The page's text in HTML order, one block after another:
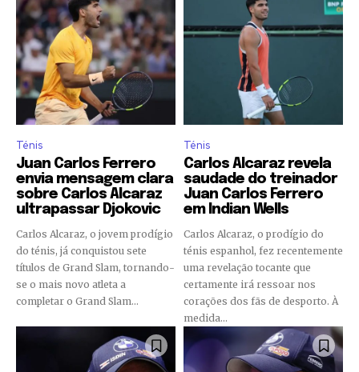
Ténis
Juan Carlos Ferrero
envia mensagem clara
sobre Carlos Alcaraz
ultrapassar Djokovic
Carlos Alcaraz, o jovem prodígio
do ténis, já conquistou sete
títulos de Grand Slam, tornando-
se o mais novo atleta a
completar o Grand Slam...
Ténis
Carlos Alcaraz revela
saudade do treinador
Juan Carlos Ferrero
em Indian Wells
Carlos Alcaraz, o prodígio do
ténis espanhol, fez recentemente
uma revelação tocante que
certamente irá ressoar nos
corações dos fãs de desporto. À
medida...